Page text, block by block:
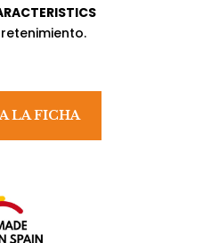
LA FICHA